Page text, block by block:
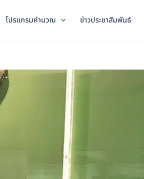
โปรแกรมคำนวณ ข่าวประชาสัมพันธ์